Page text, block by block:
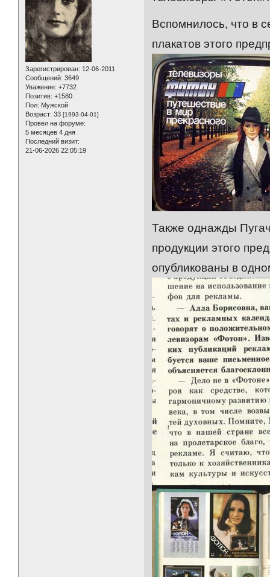
Зарегистрирован: 12-06-2011
Сообщений: 3649
Уважение: +7732
Позитив: +1580
Пол: Мужской
Возраст: 33 [1993-04-01]
Провел на форуме:
5 месяцев 4 дня
Последний визит:
21-06-2026 22:05:19
Вспомнилось, что в
плакатов этого
Также однажды
продукции этого
опубликованы в